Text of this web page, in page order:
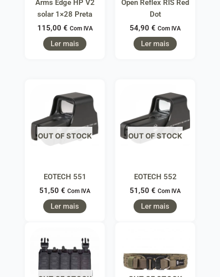
Arms Edge HP V2
solar 1×28 Preta
115,00 € Com IVA
Ler mais
Open Reflex RIS Red
Dot
54,90 € Com IVA
Ler mais
OUT OF STOCK
EOTECH 551
51,50 € Com IVA
Ler mais
OUT OF STOCK
EOTECH 552
51,50 € Com IVA
Ler mais